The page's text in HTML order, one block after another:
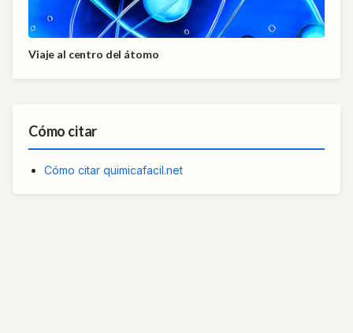
Viaje al centro del átomo
Cómo citar
Cómo citar quimicafacil.net